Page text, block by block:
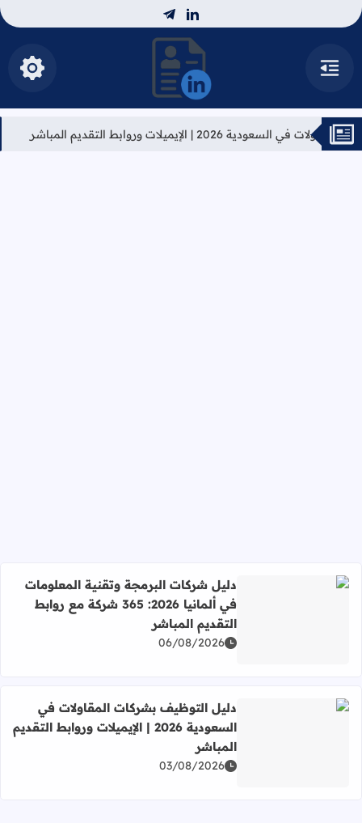
linkedin
telegram
القائمة منصة فادي أحمد إظهار
وروابط التقديم المباشر
اقرأ المزيد عن دليل شركات البرمجة وتقنية المعلومات في ألمانيا 2026: 365 شركة مع روابط التقديم
دليل شركات البرمجة وتقنية المعلومات
في ألمانيا 2026: 365 شركة مع روابط
التقديم المباشر
06/08/2026
اقرأ المزيد عن دليل التوظيف بشركات المقاولات في السعودية 2026 | الإيميلات وروابط التقديم
دليل التوظيف بشركات المقاولات في
السعودية 2026 | الإيميلات وروابط التقديم
المباشر
03/08/2026